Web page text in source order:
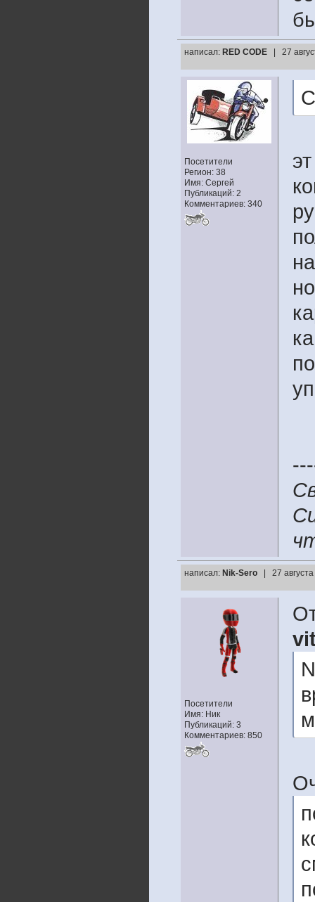
написал: RED CODE | 27
Посетители
Регион: 38
Имя: Сергей
Публикаций: 2
Комментариев: 340
написал: Nik-Sero | 27
Посетители
Имя: Ник
Публикаций: 3
Комментариев: 850